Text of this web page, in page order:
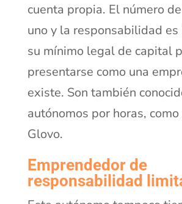
cuenta propia. El número
uno y la responsabilidad
su mínimo legal de capital
presentarse como una
existe. Son también
autónomos por horas,
Glovo.
Emprendedor de
responsabilidad